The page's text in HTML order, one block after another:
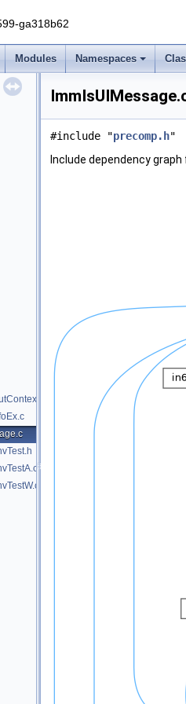
ga318b62
Modules Namespaces
#include "precomp.h"
Include dependency